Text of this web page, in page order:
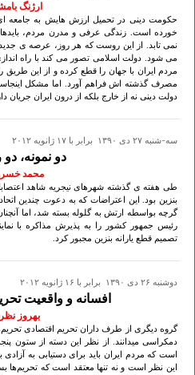
ارژنگ
حکومت دینی در تحمیل ارزش هایش به
خورده است. زندگی عرفی و مدرن مردم، بایدها
نمی تابد. از این روست که هر روز، عرصه ی
می شود. دولت اسلامی تصور می کند با راه
مردم ایران با جهان را قطع کرده و از این طریق
مصرف گذشته اش فراهم آورد. اما مشکل اینجاست
دولت دینی نه از خارج بلکه از درون ایران جریان
سه-شنبه ۲۷ دی ۱۳۹۰ برابر با ۱۷ ژانويه ۲۰۱۲
دو نمونه، دو
محمد
طی هفته ی گذشته شهرهای نیجریه شاهد
بنزین بود. این اعتراضات که به دعوت چندین
گرچه بواسطه ارتش به گلوله بسته شد، اما
رئیس جمهور کشور را به پذیرش مذاکره با
تصمیم قطع یارانه بنزین مجبور کرد.
دوشنبه ۲۶ دی ۱۳۹۰ برابر با ۱۶ ژانويه ۲۰۱۲
افسانه و واقعیت
بهروز
گروه دیگری از طرف داران تحریم اقتصادی
دمکراسی میدانند. از نظر این دسته از ستون
است که مردم ایران باید برای دستیابی به آزادی
این نظر است و نه تنها معتقد است که تحریم‌ها